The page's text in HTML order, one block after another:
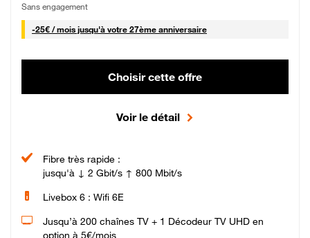
Sans engagement
-25€ / mois25 € par mois
jusqu'à votre 27ème anniversaire
Choisir cette offre
Voir le détail
Fibre très rapide :
jusqu'à ↓ 2 Gbit/s ↑ 800 Mbit/s
Livebox 6 : Wifi 6E
Jusqu’à 200 chaînes TV + 1 Décodeur TV UHD en
option à 5€/mois